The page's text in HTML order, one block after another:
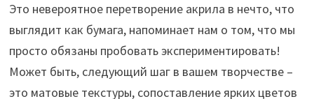
Это невероятное перетворение акрила в нечто, что
выглядит как бумага, напоминает нам о том, что мы
просто обязаны пробовать экспериментировать!
Может быть, следующий шаг в вашем творчестве –
это матовые текстуры, сопоставление ярких цветов